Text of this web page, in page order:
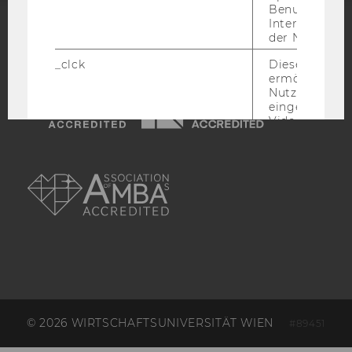
EQUIS
© 2026 WIRTSCHAFTSUNIVERSITÄT WIEN #89451
der Nutzer*in
_clck
Dieses Cookie
ermöglicht
Nutzung des
Video Players
Vimeo in der
Nutzer
Sprache